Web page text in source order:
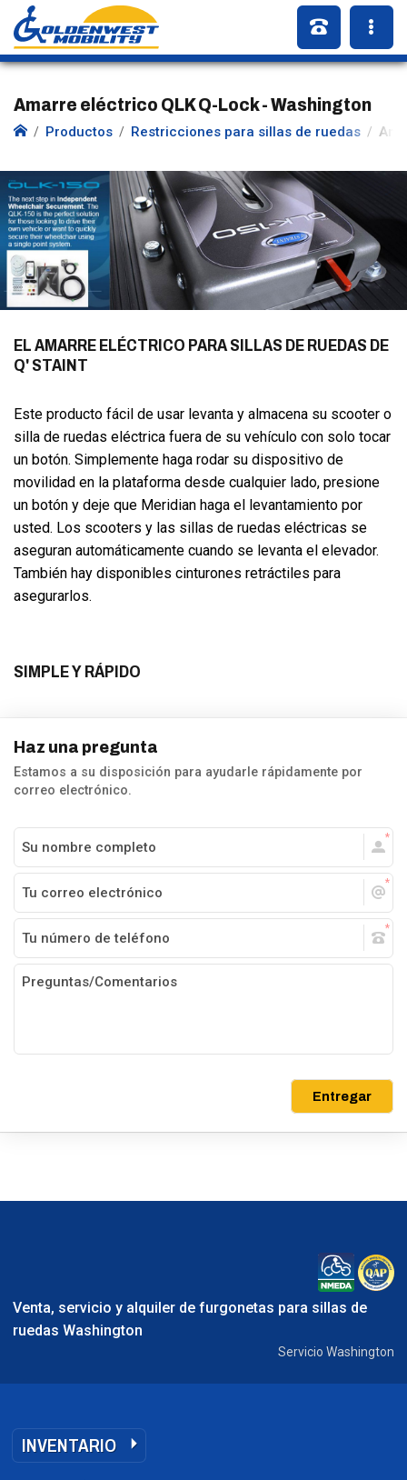
Amarre eléctrico QLK Q-Lock - Washington
Productos Restricciones para sillas de ruedas
EL AMARRE ELÉCTRICO PARA SILLAS DE RUEDAS DE
Q' STAINT
Este producto fácil de usar levanta y almacena su scooter o
silla de ruedas eléctrica fuera de su vehículo con solo tocar
un botón. Simplemente haga rodar su dispositivo de
movilidad en la plataforma desde cualquier lado, presione
un botón y deje que Meridian haga el levantamiento por
usted. Los scooters y las sillas de ruedas eléctricas se
aseguran automáticamente cuando se levanta el elevador.
También hay disponibles cinturones retráctiles para
asegurarlos.
SIMPLE Y RÁPIDO
Haz una pregunta
Estamos a su disposición para ayudarle rápidamente por
correo electrónico.
Entregar
Venta, servicio y alquiler de furgonetas para sillas de
ruedas Washington
Servicio Washington
INVENTARIO